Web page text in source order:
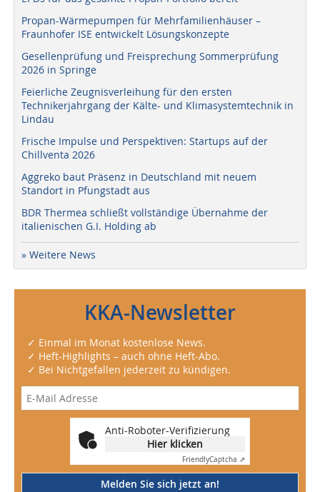
Propan-Wärmepumpen für Mehrfamilienhäuser –
Fraunhofer ISE entwickelt Lösungskonzepte
Gesellenprüfung und Freisprechung Sommerprüfung
2026 in Springe
Feierliche Zeugnisverleihung für den ersten
Technikerjahrgang der Kälte- und Klimasystemtechnik in
Lindau
Frische Impulse und Perspektiven: Startups auf der
Chillventa 2026
Aggreko baut Präsenz in Deutschland mit neuem
Standort in Pfungstadt aus
BDR Thermea schließt vollständige Übernahme der
italienischen G.I. Holding ab
» Weitere News
KKA-Newsletter
✓ Einmal im Monat kostenlose News.
✓ Heft-Highlights – auch ohne Heft-Abo.
✓ Bei Nichtgefallen jederzeit zu kündigen.
Anti-Roboter-Verifizierung
Hier klicken
FriendlyCaptcha ⇗
Melden Sie sich jetzt an!